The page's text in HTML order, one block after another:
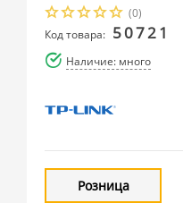
(0)
Код товара: 50721
Наличие: много
Розница